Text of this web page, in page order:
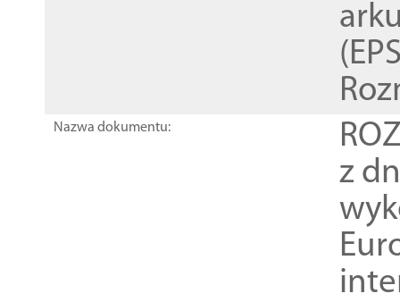
Nazwa dokumentu:
z